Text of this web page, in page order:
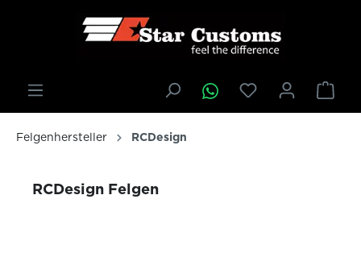
springen
Felgenhersteller RCDesign
RCDesign Felgen